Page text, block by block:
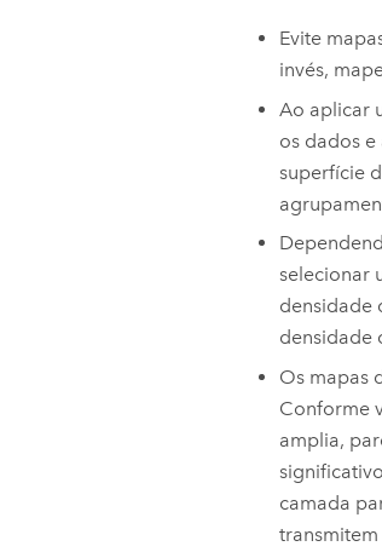
Evite
invés,
Ao aplicar
os dados
superfície
selecionar
densidade
densidade
Os mapas
Conforme
amplia,
camada